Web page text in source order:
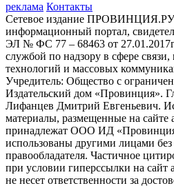
реклама Контакты
Сетевое издание ПРОВИНЦИЯ.РУ
информационный портал,
ЭЛ № ФС 77 – 68463 от
службой по надзору в сфере
технологий и массовых
Учредитель: Общество с
Издательский дом «Провинция».
Лифанцев Дмитрий Евгеньевич.
материалы, размещенные на сайте
принадлежат ООО ИД
использованы другими лицами
правообладателя. Частичное
при условии гиперссылки на сайт
не несет ответственности за